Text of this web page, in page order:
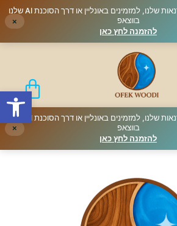
5% הנחה על הסדנאות שלנו, למזמינים באונליין או דרך הסוכנת AI שלנו
בווצאפ
להזמנה לחץ כאן
×
5% הנחה על הסדנאות שלנו, למזמינים באונליין או דרך הסוכנת AI שלנו
בווצאפ
להזמנה לחץ כאן
×
פתח